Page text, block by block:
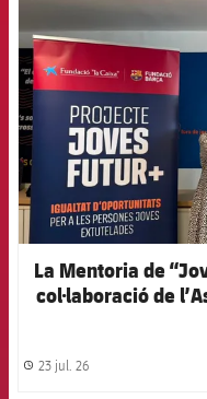
La Mentoria de
col·laboració de
label.share.clock
23 jul. 26